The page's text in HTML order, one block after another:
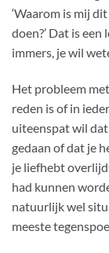
‘Waarom is mij
doen?’ Dat is
immers, je wil
Het probleem
reden is of in
uiteenspat wil
gedaan of dat je
je liefhebt
had kunnen
natuurlijk wel
meeste